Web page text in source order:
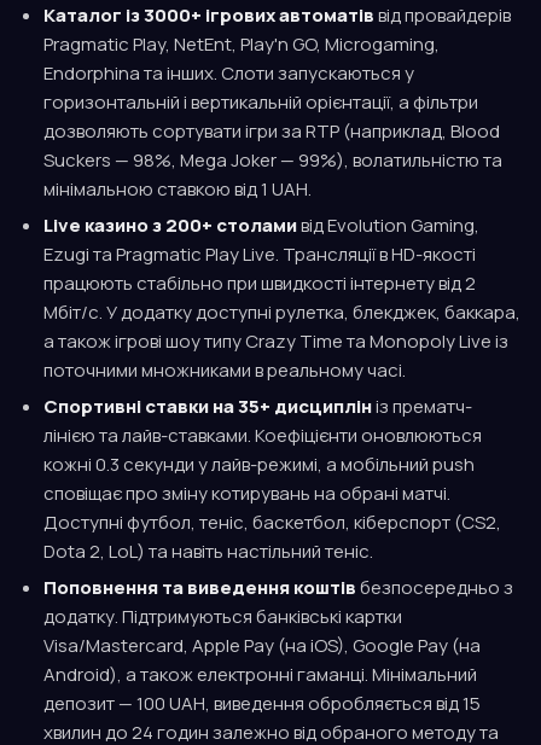
Каталог із 3000+ ігрових автоматіввід провайдерів
Pragmatic Play, NetEnt, Play'n GO, Microgaming,
Endorphina та інших. Слоти запускаються у
горизонтальній і вертикальній орієнтації, а фільтри
дозволяють сортувати ігри за RTP (наприклад, Blood
Suckers — 98%, Mega Joker — 99%), волатильністю та
мінімальною ставкою від 1 UAH.
Live казино з 200+ столамивід Evolution Gaming,
Ezugi та Pragmatic Play Live. Трансляції в HD-якості
працюють стабільно при швидкості інтернету від 2
Мбіт/с. У додатку доступні рулетка, блекджек, баккара,
а також ігрові шоу типу Crazy Time та Monopoly Live із
поточними множниками в реальному часі.
Спортивні ставки на 35+ дисциплініз прематч-
лінією та лайв-ставками. Коефіцієнти оновлюються
кожні 0.3 секунди у лайв-режимі, а мобільний push
сповіщає про зміну котирувань на обрані матчі.
Доступні футбол, теніс, баскетбол, кіберспорт (CS2,
Dota 2, LoL) та навіть настільний теніс.
Поповнення та виведення коштівбезпосередньо з
додатку. Підтримуються банківські картки
Visa/Mastercard, Apple Pay (на iOS), Google Pay (на
Android), а також електронні гаманці. Мінімальний
депозит — 100 UAH, виведення обробляється від 15
хвилин до 24 годин залежно від обраного методу та